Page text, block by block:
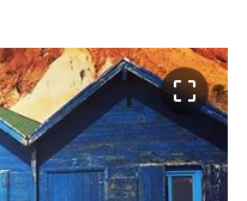
crop_free